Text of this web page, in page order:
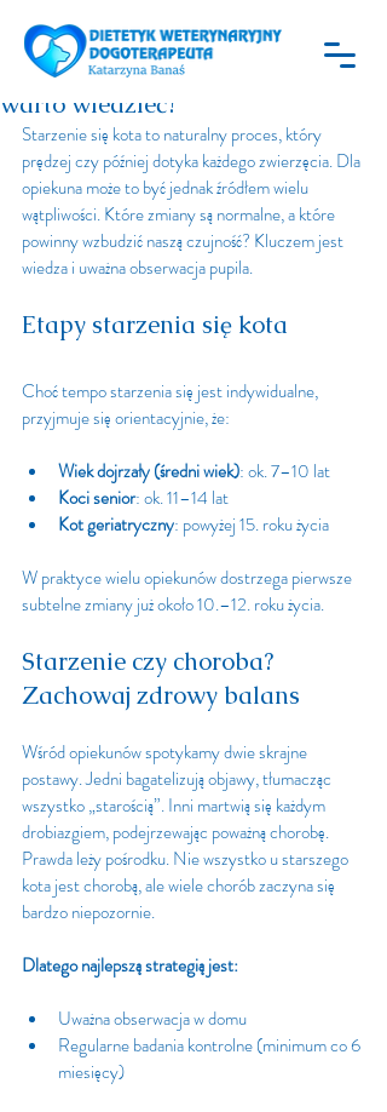
Starzenie się kotów – co naprawdę
warto wiedzieć?
dietetykweterynary
12 maj 3 minut(y) czytania
Starzenie się kota to naturalny proces, który
prędzej czy później dotyka każdego zwierzęcia. Dla
opiekuna może to być jednak źródłem wielu
wątpliwości. Które zmiany są normalne, a które
powinny wzbudzić naszą czujność? Kluczem jest
wiedza i uważna obserwacja pupila.
Etapy starzenia się kota
Choć tempo starzenia się jest indywidualne,
przyjmuje się orientacyjnie, że:
Wiek dojrzały (średni wiek): ok. 7–10 lat
Koci senior: ok. 11–14 lat
Kot geriatryczny: powyżej 15. roku życia
W praktyce wielu opiekunów dostrzega pierwsze
subtelne zmiany już około 10.–12. roku życia.
Starzenie czy choroba?
Zachowaj zdrowy balans
Wśród opiekunów spotykamy dwie skrajne
postawy. Jedni bagatelizują objawy, tłumacząc
wszystko „starością”. Inni martwią się każdym
drobiazgiem, podejrzewając poważną chorobę.
Prawda leży pośrodku. Nie wszystko u starszego
kota jest chorobą, ale wiele chorób zaczyna się
bardzo niepozornie.
Dlatego najlepszą strategią jest:
Uważna obserwacja w domu
Regularne badania kontrolne (minimum co 6
miesięcy)